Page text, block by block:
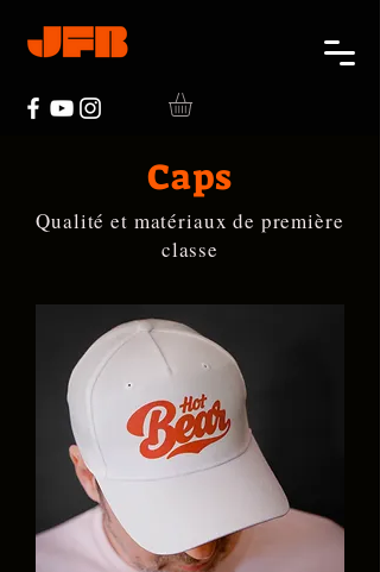
Caps
Qualité et matériaux de première
classe